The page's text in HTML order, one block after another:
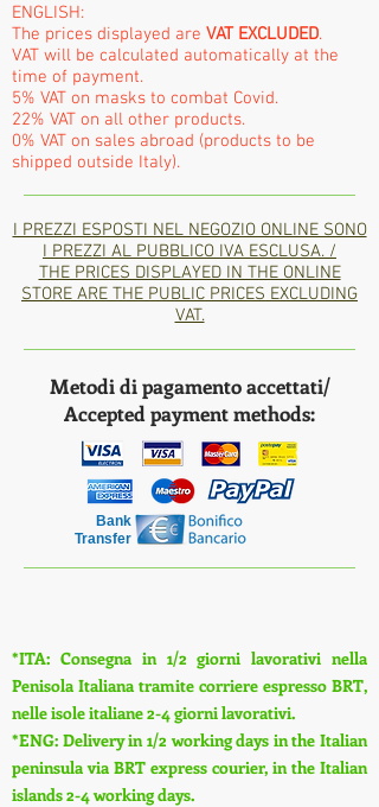
ENGLISH:
The prices displayed are VAT EXCLUDED.
VAT will be calculated automatically at the
time of payment.
5% VAT on masks to combat Covid.
22% VAT on all other products.
0% VAT on sales abroad (products to be
shipped outside Italy).
I PREZZI ESPOSTI NEL NEGOZIO ONLINE SONO
I PREZZI AL PUBBLICO IVA ESCLUSA. /
THE PRICES DISPLAYED IN THE ONLINE
STORE ARE THE PUBLIC PRICES EXCLUDING
VAT.
Metodi di pagamento accettati/
Accepted payment methods:
Bank
Transfer
*ITA: Consegna in 1/2 giorni lavorativi nella
Penisola Italiana tramite corriere espresso BRT,
nelle isole italiane 2-4 giorni lavorativi.
*ENG: Delivery in 1/2 working days in the Italian
peninsula via BRT express courier, in the Italian
islands 2-4 working days.